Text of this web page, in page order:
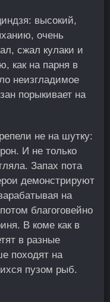
высокий,
очень
сжал кулаки и
как на парня в
неизгладимое
порыкивает на
не на шутку:
И не только
Запах пота
демонстрируют
на
благоговейно
В коме как в
в разные
походят на
пузом рыб.